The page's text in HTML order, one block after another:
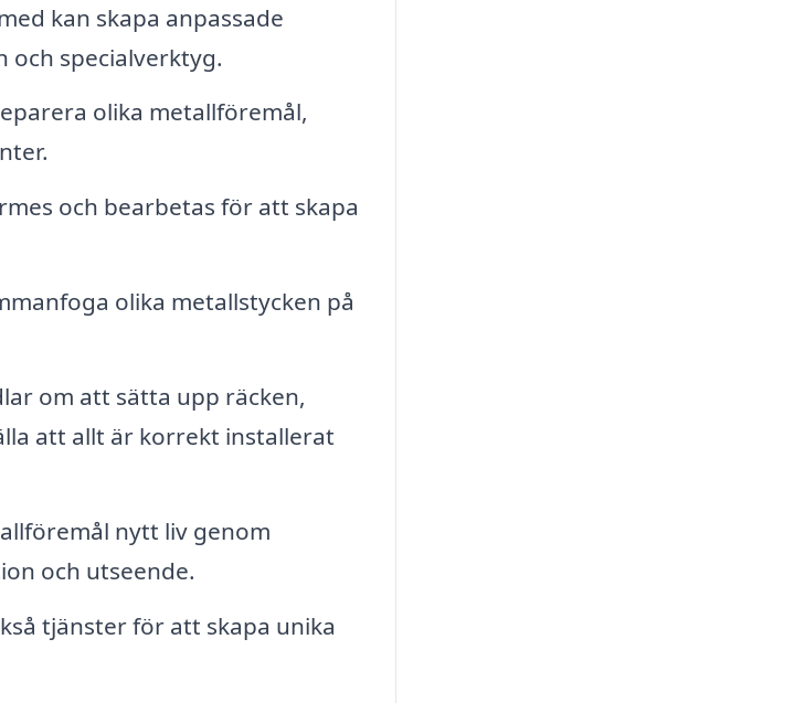
kan skapa anpassade
och specialverktyg.
olika metallföremål,
och bearbetas för att skapa
olika metallstycken på
om att sätta upp räcken,
att allt är korrekt installerat
nytt liv genom
och utseende.
tjänster för att skapa unika